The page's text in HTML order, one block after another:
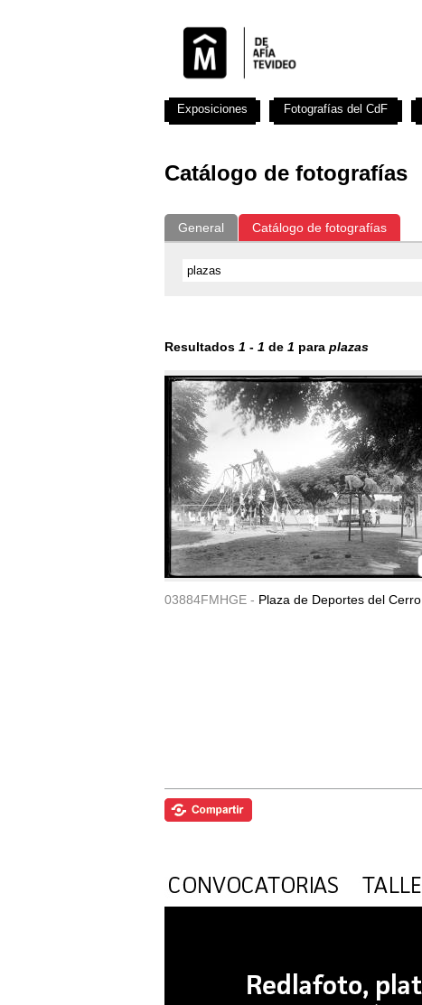
Catálogo de fotografías
General Catálogo de fotografías
Resultados 1 - 1 de 1 para plazas
03884FMHGE - Plaza de Deportes del Cerro.
Exposiciones Fotografías del CdF